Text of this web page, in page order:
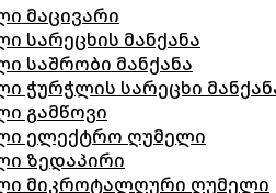
მაცივარი
სარეცხის მანქანა
საშრობი მანქანა
ჭურჭლის სარეცხი
გამწოვი
ელექტრო ღუმელი
ზედაპირი
მიკროტალღური ღუმელი